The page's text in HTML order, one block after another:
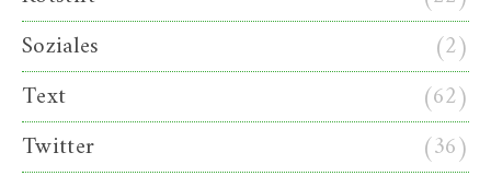
Soziales
(2)
Text
(62)
Twitter
(36)